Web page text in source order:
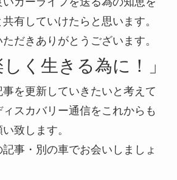
有していけたらと思います。
だきありがとうございます。
しく生きる為に！」
を更新していきたいと考えて
スカバリー通信をこれからも
致します。
事・別の車でお会いしましょ